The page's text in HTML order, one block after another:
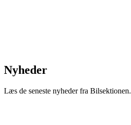
Nyheder
Læs de seneste nyheder fra Bilsektionen.